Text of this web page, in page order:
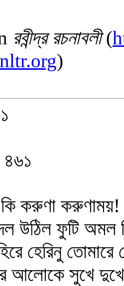
রবীন্দ্র রচনাবলী(
)
করুণাময়!
ফুটি অমল
হেরিনু
সুখে দুখে,